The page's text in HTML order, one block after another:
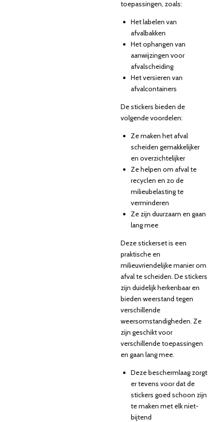
toepassingen, zoals:
Het labelen van
afvalbakken
Het ophangen van
aanwijzingen voor
afvalscheiding
Het versieren van
afvalcontainers
De stickers bieden de
volgende voordelen:
Ze maken het afval
scheiden gemakkelijker
en overzichtelijker
Ze helpen om afval te
recyclen en zo de
milieubelasting te
verminderen
Ze zijn duurzaam en gaan
lang mee
Deze stickerset is een
praktische en
milieuvriendelijke manier om
afval te scheiden. De stickers
zijn duidelijk herkenbaar en
bieden weerstand tegen
verschillende
weersomstandigheden. Ze
zijn geschikt voor
verschillende toepassingen
en gaan lang mee.
Deze beschermlaag zorgt
er tevens voor dat de
stickers goed schoon zijn
te maken met elk niet-
bijtend